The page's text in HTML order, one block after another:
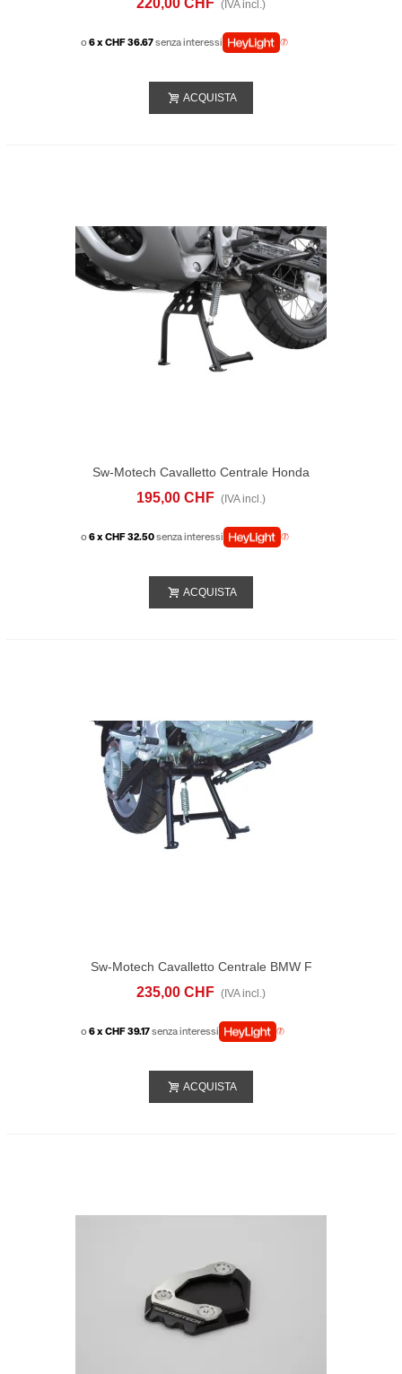
220,00 CHF (IVA incl.)
o6 x CHF 36.67senza interessi
ACQUISTA
Sw-Motech Cavalletto Centrale Honda
XL750 Transalp (22-)
195,00 CHF (IVA incl.)
o6 x CHF 32.50senza interessi
ACQUISTA
Sw-Motech Cavalletto Centrale BMW F
650 CS Scarver (02-06)
235,00 CHF (IVA incl.)
o6 x CHF 39.17senza interessi
ACQUISTA